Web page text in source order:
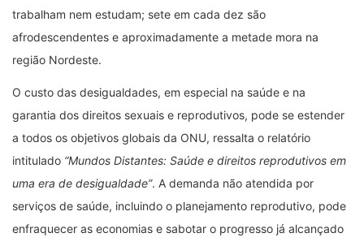
trabalham nem estudam; sete em cada dez são
afrodescendentes e aproximadamente a metade mora na
região Nordeste.
O custo das desigualdades, em especial na saúde e na
garantia dos direitos sexuais e reprodutivos, pode se estender
a todos os objetivos globais da ONU, ressalta o relatório
intitulado “Mundos Distantes: Saúde e direitos reprodutivos em
uma era de desigualdade”. A demanda não atendida por
serviços de saúde, incluindo o planejamento reprodutivo, pode
enfraquecer as economias e sabotar o progresso já alcançado